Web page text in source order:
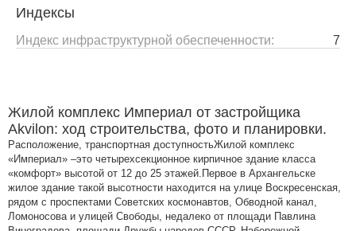
Индексы
Индекс инфраструктурной обеспеченности: 7
Жилой комплекс Империал от застройщика
Akvilon: ход строительства, фото и планировки.
Расположение, транспортная доступностьЖилой комплекс
«Империал» –это четырехсекционное кирпичное здание класса
«комфорт» высотой от 12 до 25 этажей.Первое в Архангельске
жилое здание такой высотности находится на улице Воскресенская,
рядом с проспектами Советских космонавтов, Обводной канал,
Ломоносова и улицей Свободы, недалеко от площади Павлина